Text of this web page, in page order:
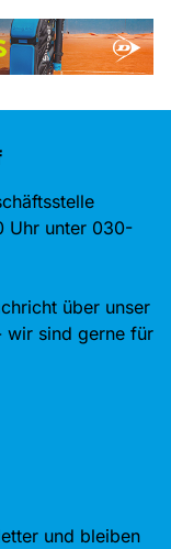
Uhr unter 030-
über unser
wir sind gerne für
und bleiben